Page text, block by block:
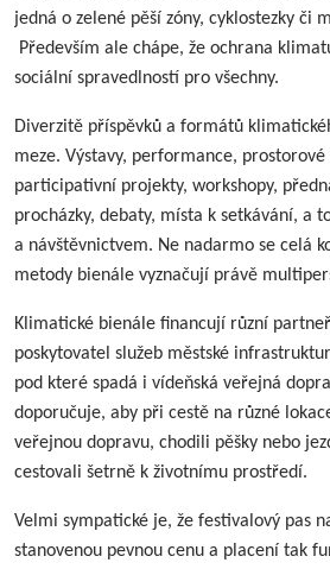
jedná o zelené pěší zóny, cyklostezky či
Především ale chápe, že ochrana
sociální spravedlností pro všechny.
Diverzitě příspěvků a formátů
meze. Výstavy, performance,
participativní projekty, workshopy,
procházky, debaty, místa k setkávání, a
a návštěvnictvem. Ne nadarmo se celá
metody bienále vyznačují právě
Klimatické bienále financují různí
poskytovatel služeb městské
pod které spadá i vídeňská veřejná
doporučuje, aby při cestě na různé
veřejnou dopravu, chodili pěšky nebo
cestovali šetrně k životnímu prostředí.
Velmi sympatické je, že festivalový pas
stanovenou pevnou cenu a placení tak